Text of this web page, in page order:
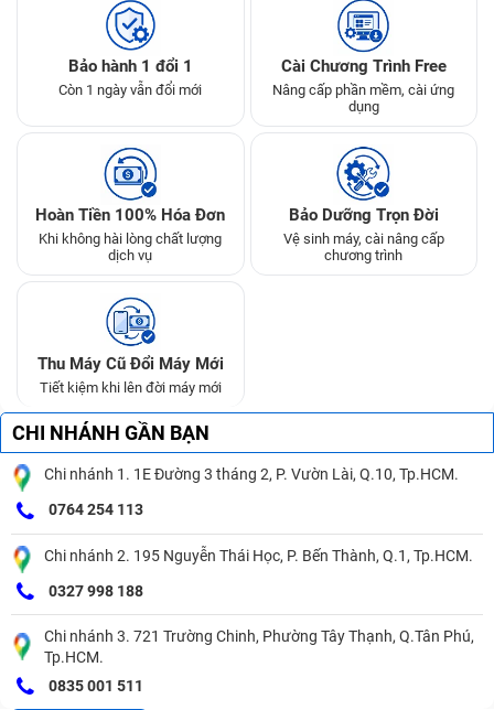
Bảo hành 1 đổi 1
Còn 1 ngày vẫn đổi mới
Cài Chương Trình Free
Nâng cấp phần mềm, cài ứng
dụng
Hoàn Tiền 100% Hóa Đơn
Khi không hài lòng chất lượng
dịch vụ
Bảo Dưỡng Trọn Đời
Vệ sinh máy, cài nâng cấp
chương trình
Thu Máy Cũ Đổi Máy Mới
Tiết kiệm khi lên đời máy mới
CHI NHÁNH GẦN BẠN
Chi nhánh 1. 1E Đường 3 tháng 2, P. Vườn Lài, Q.10, Tp.HCM.
0764 254 113
Chi nhánh 2. 195 Nguyễn Thái Học, P. Bến Thành, Q.1, Tp.HCM.
0327 998 188
Chi nhánh 3. 721 Trường Chinh, Phường Tây Thạnh, Q.Tân Phú,
Tp.HCM.
0835 001 511